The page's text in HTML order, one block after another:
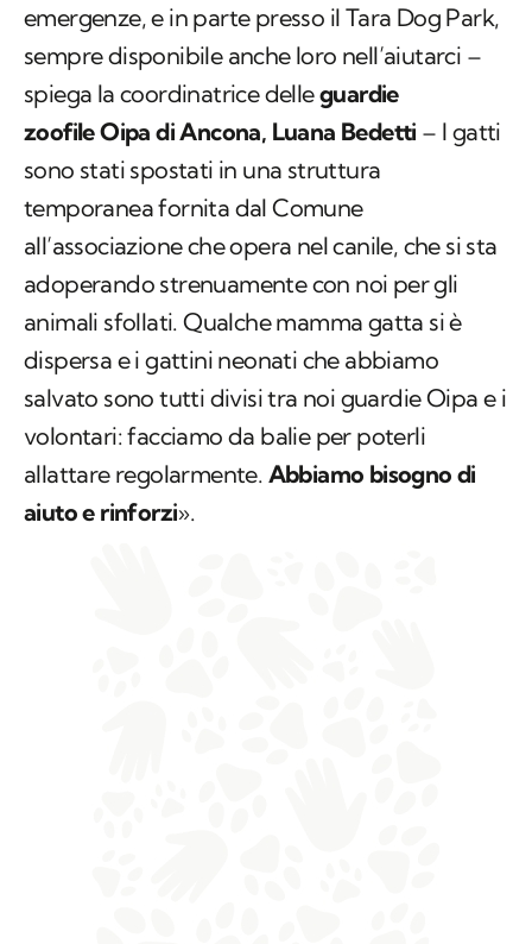
emergenze, e in parte presso il Tara Dog Park,
sempre disponibile anche loro nell’aiutarci –
spiega la coordinatrice delleguardie
zoofile Oipa di Ancona, Luana Bedetti – I gatti
sono stati spostati in una struttura
temporanea fornita dal Comune
all’associazione che opera nel canile, che si sta
adoperando strenuamente con noi per gli
animali sfollati. Qualche mamma gatta si è
dispersa e i gattini neonati che abbiamo
salvato sono tutti divisi tra noi guardie Oipa e i
volontari: facciamo da balie per poterli
allattare regolarmente. Abbiamo bisogno di
aiuto e rinforzi».